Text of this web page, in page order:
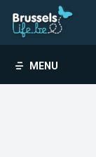
MENU